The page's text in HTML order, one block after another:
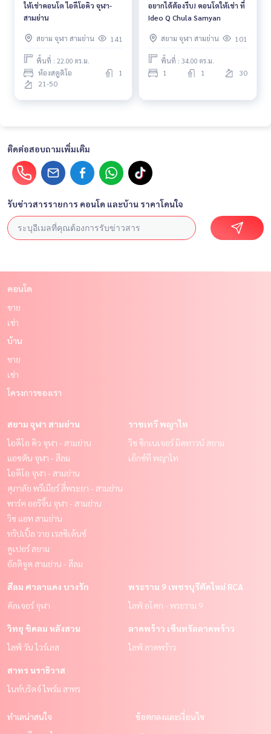
ให้เช่าคอนโด ไอดีโอคิว จุฬา-
สามย่าน
สยาม จุฬา สามย่าน 141
พื้นที่ : 22.00 ตร.ม.
ห้องสตูดิโอ
1
21-50
อยากได้ต้องรีบ! คอนโดให้เช่า ที่
Ideo Q Chula Samyan
สยาม จุฬา สามย่าน 101
พื้นที่ : 34.00 ตร.ม.
1 1 30
ติดต่อสอบถามเพิ่มเติม
รับข่าวสารรายการ คอนโด และบ้าน ราคาโดนใจ
คอนโด
ขาย
เช่า
บ้าน
ขาย
เช่า
โครงการของเรา
สยาม จุฬา สามย่าน
ไอดีโอ คิว จุฬา - สามย่าน
แอชตัน จุฬา - สีลม
ไอดีโอ จุฬา - สามย่าน
ศุภาลัย พรีเมียร์ สี่พระยา - สามย่าน
พาร์ค ออริจิ้น จุฬา - สามย่าน
วิช แอท สามย่าน
ทริปเปิ้ล วาย เรสซิเด้นซ์
คูเปอร์ สยาม
อัลติจูด สามย่าน - สีลม
ราชเทวี พญาไท
วิช ซิกเนเจอร์ มิดทาวน์ สยาม
เอ็กซ์ที พญาไท
สีลม ศาลาแดง บางรัก
คัลเจอร์ จุฬา
พระราม 9 เพชรบุรีตัดใหม่ RCA
ไลฟ์ อโศก - พระราม 9
วิทยุ ชิดลม หลังสวน
ไลฟ์ วัน ไวร์เลส
ลาดพร้าว เซ็นทรัลลาดพร้าว
ไลฟ์ ลาดพร้าว
สาทร นราธิวาส
ไนท์บริดจ์ ไพร์ม สาทร
ทำเลน่าสนใจ
ข้อตกลงและเงื่อนไข